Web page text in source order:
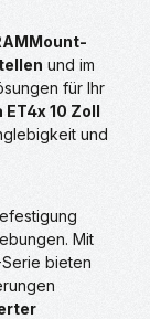
und im
für Ihr
10 Zoll
und
Mit
bieten